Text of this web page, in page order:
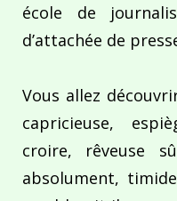
école de
d’attachée de
Vous allez
capricieuse,
croire, rêveuse
absolument,